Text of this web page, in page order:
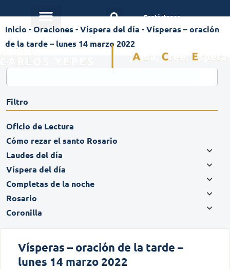
Contáctanos
Inicio -Oraciones -Víspera del día -Vísperas – oración
de la tarde – lunes 14 marzo 2022
Filtro
Oficio de Lectura
Cómo rezar el santo Rosario
Laudes del día
Víspera del día
Completas de la noche
Rosario
Coronilla
Vísperas – oración de la tarde –
lunes 14 marzo 2022